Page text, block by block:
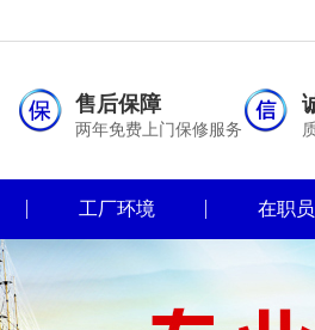
售后保障
两年免费上门保修服务
工厂环境 在职